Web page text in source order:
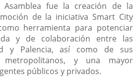
fue la creación de la
de la iniciativa Smart City
herramienta para potenciar
y de colaboración entre las
y Palencia, así como de sus
metropolitanos, y una mayor
públicos y privados.